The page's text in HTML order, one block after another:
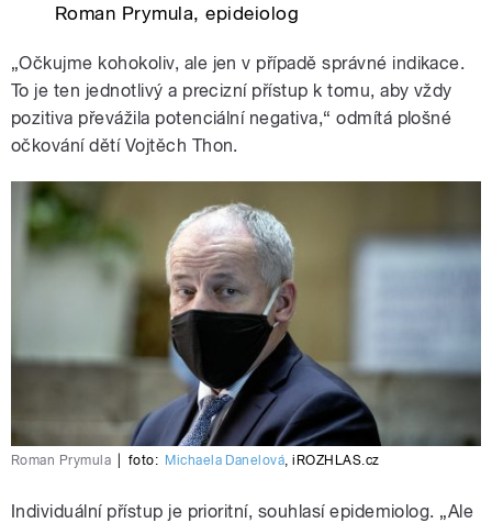
Roman Prymula, epideiolog
„Očkujme kohokoliv, ale jen v případě správné indikace.
To je ten jednotlivý a precizní přístup k tomu, aby vždy
pozitiva převážila potenciální negativa,“ odmítá plošné
očkování dětí Vojtěch Thon.
Roman Prymula foto: Michaela Danelová ,iROZHLAS.cz
Individuální přístup je prioritní, souhlasí epidemiolog. „Ale